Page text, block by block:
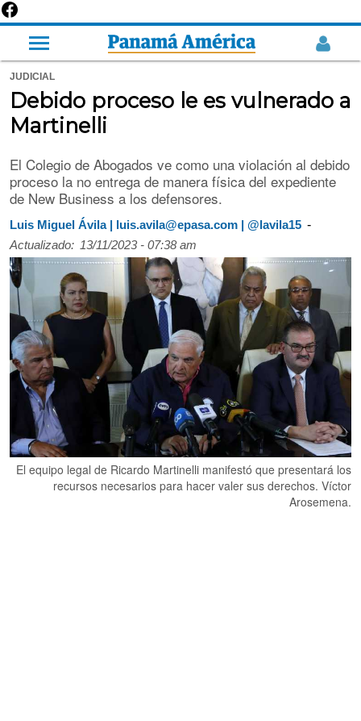
JUDICIAL
Debido proceso le es vulnerado a
Martinelli
El Colegio de Abogados ve como una violación al debido
proceso la no entrega de manera física del expediente
de New Business a los defensores.
Luis Miguel Ávila | luis.avila@epasa.com | @lavila15 -
Actualizado: 13/11/2023 - 07:38 am
El equipo legal de Ricardo Martinelli manifestó que presentará los
recursos necesarios para hacer valer sus derechos. Víctor
Arosemena.